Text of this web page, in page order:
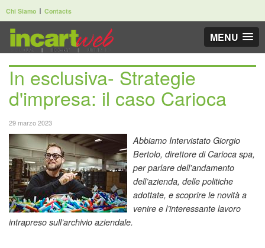
Chi Siamo Contacts
MENU
In esclusiva- Strategie
d'impresa: il caso Carioca
29 marzo 2023
Abbiamo Intervistato Giorgio
Bertolo, direttore di Carioca spa,
per parlare dell’andamento
dell’azienda, delle politiche
adottate, e scoprire le novità a
venire e l’interessante lavoro
intrapreso sull’archivio aziendale.